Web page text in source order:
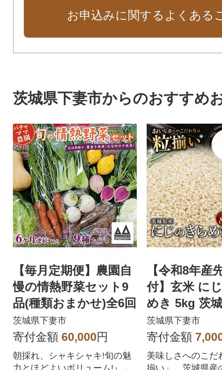
お申込みに関するよくある
茨城県下妻市からのおすすめ
【毎月定期便】農園自
慢の情熱野菜セット9
品(種類おまかせ)全6回
茨城県下妻市
寄付金額 60,000円
朝採れ、シャキシャキ!旬の魅
【令和8年産
付】玄米 に
めき 5kg 茨
産
茨城県下妻市
寄付金額
美味しさへのこだ